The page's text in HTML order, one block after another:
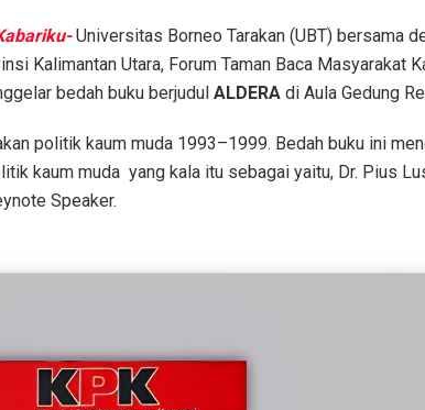
Universitas Borneo Tarakan (UBT) bersama
Kalimantan Utara, Forum Taman Baca Masyarakat
bedah buku berjudul ALDERA di Aula Gedung
politik kaum muda 1993–1999. Bedah buku ini
kaum muda yang kala itu sebagai yaitu, Dr. Pius
Speaker.